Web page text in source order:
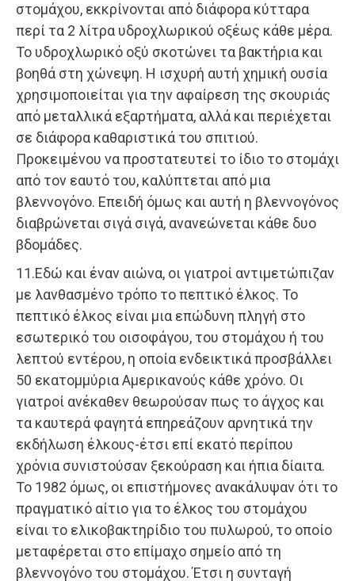
στομάχου, εκκρίνονται από διάφορα κύτταρα
περί τα 2 λίτρα υδροχλωρικού οξέως κάθε μέρα.
Το υδροχλωρικό οξύ σκοτώνει τα βακτήρια και
βοηθά στη χώνεψη. Η ισχυρή αυτή χημική ουσία
χρησιμοποιείται για την αφαίρεση της σκουριάς
από μεταλλικά εξαρτήματα, αλλά και περιέχεται
σε διάφορα καθαριστικά του σπιτιού.
Προκειμένου να προστατευτεί το ίδιο το στομάχι
από τον εαυτό του, καλύπτεται από μια
βλεννογόνο. Επειδή όμως και αυτή η βλεννογόνος
διαβρώνεται σιγά σιγά, ανανεώνεται κάθε δυο
βδομάδες.
11.Εδώ και έναν αιώνα, οι γιατροί αντιμετώπιζαν
με λανθασμένο τρόπο το πεπτικό έλκος. Το
πεπτικό έλκος είναι μια επώδυνη πληγή στο
εσωτερικό του οισοφάγου, του στομάχου ή του
λεπτού εντέρου, η οποία ενδεικτικά προσβάλλει
50 εκατομμύρια Αμερικανούς κάθε χρόνο. Οι
γιατροί ανέκαθεν θεωρούσαν πως το άγχος και
τα καυτερά φαγητά επηρεάζουν αρνητικά την
εκδήλωση έλκους-έτσι επί εκατό περίπου
χρόνια συνιστούσαν ξεκούραση και ήπια δίαιτα.
Το 1982 όμως, οι επιστήμονες ανακάλυψαν ότι το
πραγματικό αίτιο για το έλκος του στομάχου
είναι το ελικοβακτηρίδιο του πυλωρού, το οποίο
μεταφέρεται στο επίμαχο σημείο από τη
βλεννογόνο του στομάχου. Έτσι η συνταγή